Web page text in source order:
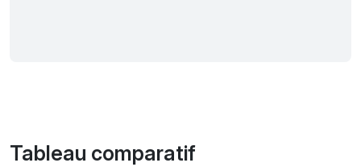
Tableau comparatif